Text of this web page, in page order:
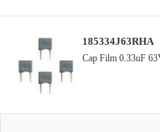
185334J63RHA